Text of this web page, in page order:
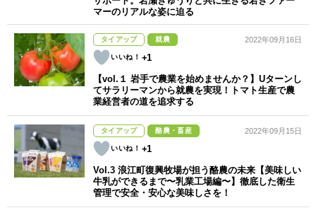
マーのリアルな姿に迫る
タイアップ 就農
+1
2022年09月16日
【vol.１ 岩手で農業を始めませんか？】Uターンし
てサラリーマンから就農を実現！トマト生産で農
業経営者の道を追求する
タイアップ 酪農・畜産
+1
2022年09月15日
Vol.3 浪江町復興牧場が担う酪農の未来【美味しい
牛乳ができるまで〜乳業工場編〜】徹底した衛生
管理で安全・安心な美味しさを！